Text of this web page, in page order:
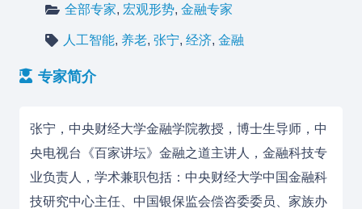
全部专家, 宏观形势,金融专家
人工智能, 养老,张宁,经济,金融
专家简介
张宁，中央财经大学金融学院教授，博士生导师，中
央电视台《百家讲坛》金融之道主讲人，金融科技专
业负责人，学术兼职包括：中央财经大学中国金融科
技研究中心主任、中国银保监会偿咨委委员、家族办